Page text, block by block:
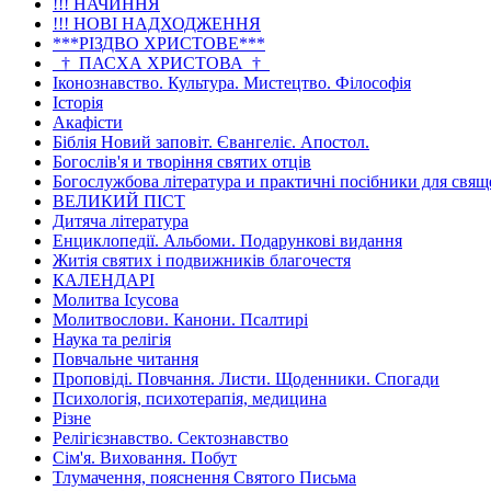
!!! НАЧИННЯ
!!! НОВІ НАДХОДЖЕННЯ
***РІЗДВО ХРИСТОВЕ***
_†_ПАСХА ХРИСТОВА_†_
Іконознавство. Культура. Мистецтво. Філософія
Історія
Акафісти
Біблія Новий заповіт. Євангеліє. Апостол.
Богослів'я и творіння святих отців
Богослужбова література и практичні посібники для
ВЕЛИКИЙ ПІСТ
Дитяча література
Енциклопедії. Альбоми. Подарункові видання
Житія святих і подвижників благочестя
КАЛЕНДАРІ
Молитва Ісусова
Молитвослови. Канони. Псалтирі
Наука та релігія
Повчальне читання
Проповіді. Повчання. Листи. Щоденники. Спогади
Психологія, психотерапія, медицина
Різне
Релігієзнавство. Сектознавство
Сім'я. Виховання. Побут
Тлумачення, пояснення Святого Письма